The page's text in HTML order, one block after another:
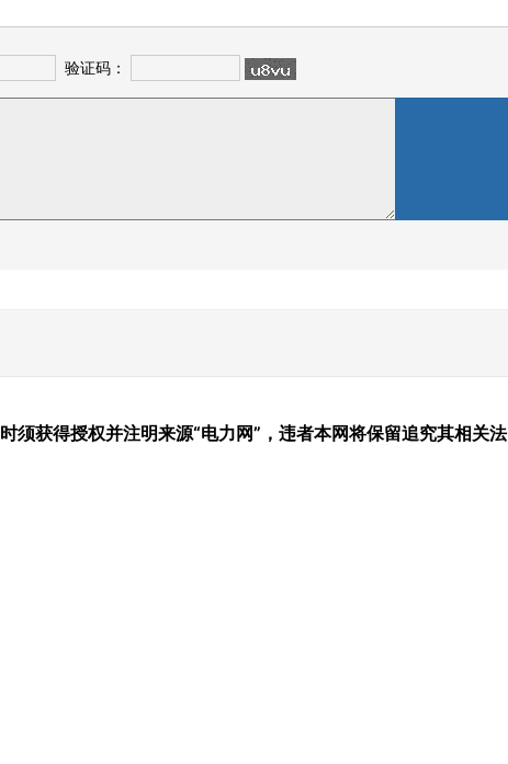
验证码：
须获得授权并注明来源“电力网”，违者本网将保留追究其相关法